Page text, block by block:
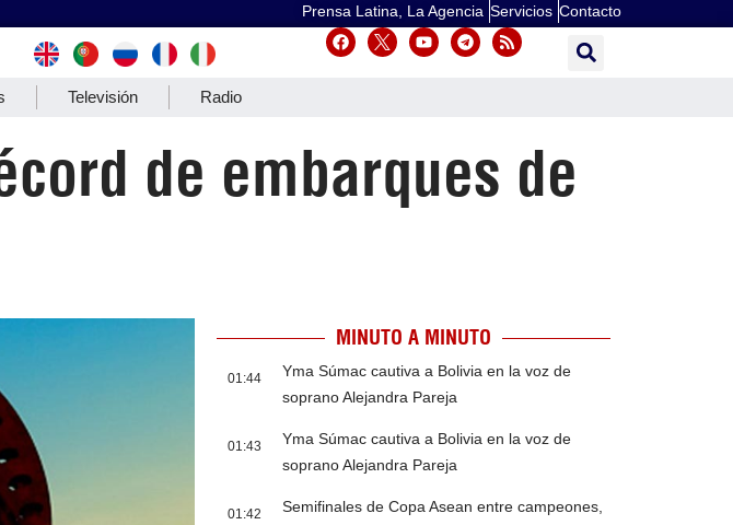
Prensa Latina, La Agencia Servicios Contacto
Televisión Radio
de embarques de
MINUTO A MINUTO
01:44
Yma Súmac cautiva a Bolivia en la voz de
soprano Alejandra Pareja
01:43
Yma Súmac cautiva a Bolivia en la voz de
soprano Alejandra Pareja
01:42
Semifinales de Copa Asean entre campeones,